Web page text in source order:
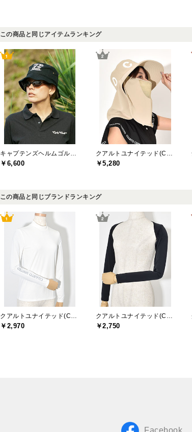
この商品と同じアイテムランキング
￥6,600 ￥5,280
この商品と同じブランドランキング
￥2,970 ￥2,750